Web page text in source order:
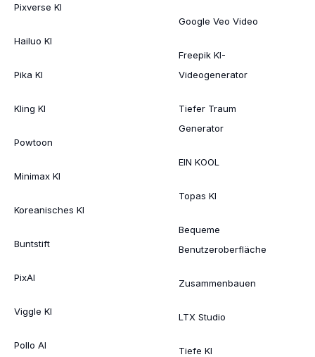
Pixverse KI
Hailuo KI
Pika KI
Kling KI
Powtoon
Minimax KI
Koreanisches KI
Buntstift
PixAI
Viggle KI
Pollo AI
Google Veo Video
Freepik KI-
Videogenerator
Tiefer Traum
Generator
EIN KOOL
Topas KI
Bequeme
Benutzeroberfläche
Zusammenbauen
LTX Studio
Tiefe KI